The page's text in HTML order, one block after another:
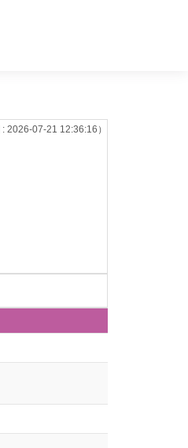
: 2026-07-21 12:36:16）